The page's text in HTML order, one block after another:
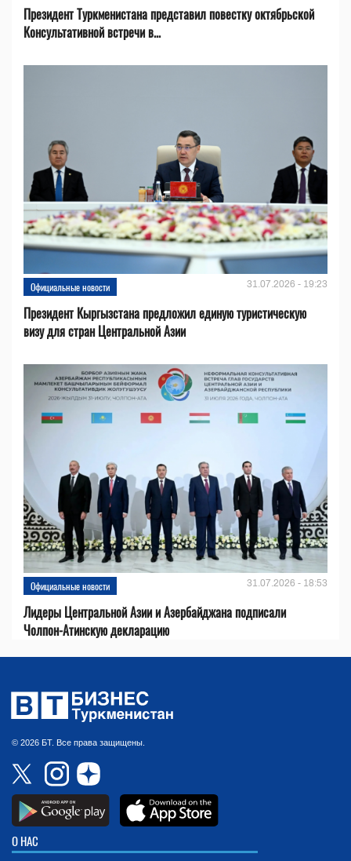
Президент Туркменистана представил повестку октябрьской
Консультативной встречи в...
Официальные новости 31.07.2026 - 19:23
Президент Кыргызстана предложил единую туристическую
визу для стран Центральной Азии
Официальные новости 31.07.2026 - 18:53
Лидеры Центральной Азии и Азербайджана подписали
Чолпон-Атинскую декларацию
© 2026 БТ. Все права защищены.
О НАС